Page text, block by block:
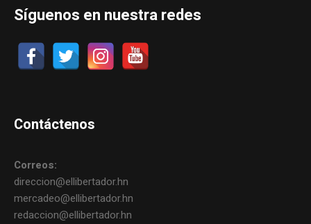
Síguenos en nuestra redes
Contáctenos
Correos:
direccion@ellibertador.hn
mercadeo@ellibertador.hn
redaccion@ellibertador.hn